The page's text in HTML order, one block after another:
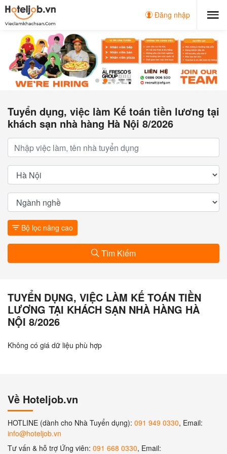
Đăng nhập
Tuyển dụng, việc làm Kế toán tiền lương tại
khách sạn nhà hàng Hà Nội 8/2026
Bộ lọc nâng cao
Tìm Kiếm
TUYỂN DỤNG, VIỆC LÀM KẾ TOÁN TIỀN
LƯƠNG TẠI KHÁCH SẠN NHÀ HÀNG HÀ
NỘI 8/2026
Không có giá dữ liệu phù hợp
Về Hoteljob.vn
HOTLINE (dành cho Nhà Tuyển dụng): 091 949 0330, Email:
info@hoteljob.vn
Tư vấn & hỗ trợ Ứng viên: 091 668 0330, Email: